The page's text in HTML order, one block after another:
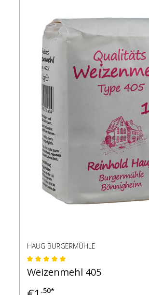
HAUG BURGERMÜHLE
Durchschnittliche
Weizenmehl 405
.50*